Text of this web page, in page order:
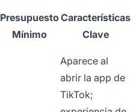
Presupuesto
Mínimo
Características
Clave
Aparece al
abrir la app de
TikTok;